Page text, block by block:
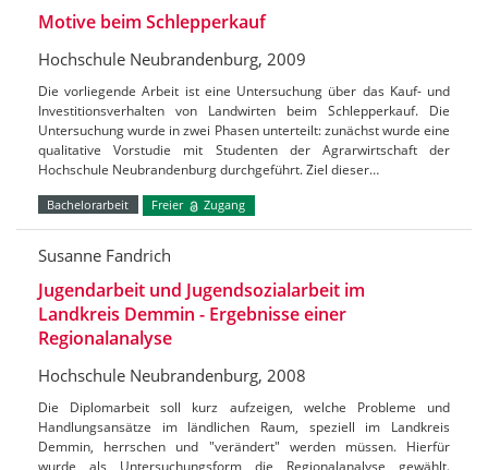
Motive beim Schlepperkauf
Hochschule Neubrandenburg, 2009
Die vorliegende Arbeit ist eine Untersuchung über das Kauf- und
Investitionsverhalten von Landwirten beim Schlepperkauf. Die
Untersuchung wurde in zwei Phasen unterteilt: zunächst wurde eine
qualitative Vorstudie mit Studenten der Agrarwirtschaft der
Hochschule Neubrandenburg durchgeführt. Ziel dieser…
Bachelorarbeit Freier Zugang
Susanne Fandrich
Jugendarbeit und Jugendsozialarbeit im
Landkreis Demmin - Ergebnisse einer
Regionalanalyse
Hochschule Neubrandenburg, 2008
Die Diplomarbeit soll kurz aufzeigen, welche Probleme und
Handlungsansätze im ländlichen Raum, speziell im Landkreis
Demmin, herrschen und "verändert" werden müssen. Hierfür
wurde als Untersuchungsform die Regionalanalyse gewählt.